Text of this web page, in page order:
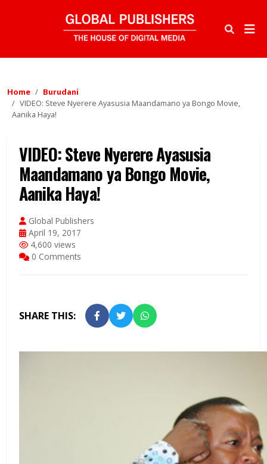
Home
Burudani
VIDEO: Steve Nyerere Ayasusia Maandamano ya Bongo Movie,
Aanika Haya!
VIDEO: Steve Nyerere Ayasusia
Maandamano ya Bongo Movie,
Aanika Haya!
Global Publishers
April 19, 2017
4,600 views
0 Comments
SHARE THIS: